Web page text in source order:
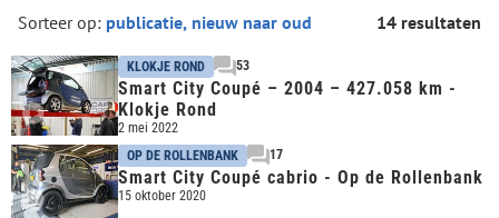
Sorteer op: 14 resultaten
KLOKJE ROND 53
Smart City Coupé – 2004 – 427.058 km -
Klokje Rond
2 mei 2022
OP DE ROLLENBANK
17
Smart City Coupé cabrio - Op de Rollenbank
15 oktober 2020